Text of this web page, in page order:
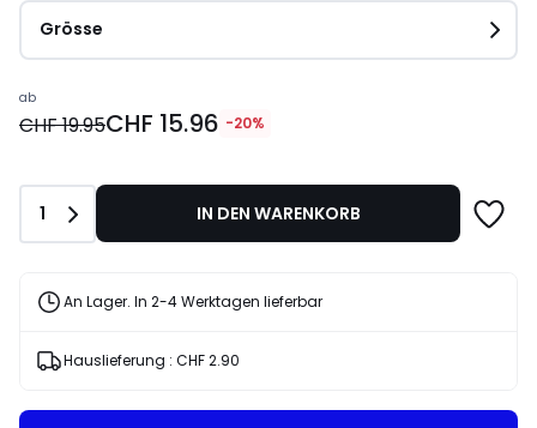
Grösse
Preis
ab
CHF
19.95
angewandter
Rabatt.
ab
CHF 19.95CHF 15.96 -20%
Anzahl
1 IN DEN WARENKORB
An Lager. In 2-4 Werktagen lieferbar
Hauslieferung : CHF 2.90